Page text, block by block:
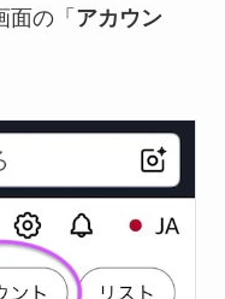
の「 アカウン